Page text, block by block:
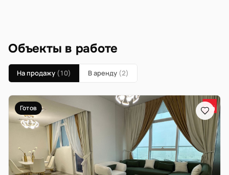
Объекты в работе
На продажу (10) В аренду (2)
Готов